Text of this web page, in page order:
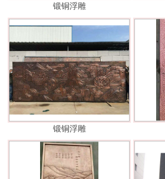
锻铜浮雕
锻铜浮雕